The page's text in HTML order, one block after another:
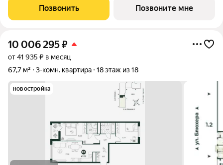
Позвонить Позвоните мне
10 006 295₽
от 41 935 ₽ в месяц
67,7 м²
3-комн. квартира 18 этаж из 18
новостройка